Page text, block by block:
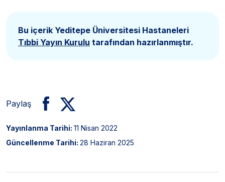
Bu içerik Yeditepe Üniversitesi Hastaneleri
Tıbbi Yayın Kurulu tarafından hazırlanmıştır.
Paylaş
Yayınlanma Tarihi: 11 Nisan 2022
Güncellenme Tarihi: 28 Haziran 2025